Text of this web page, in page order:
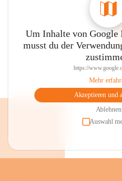
Um Inhalte von Google
musst du der
https://
Mehr
Akzeptieren und
Ablehnen
Auswahl